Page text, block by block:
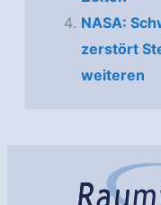
NASA:
zerstört
weiteren